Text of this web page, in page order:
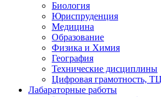
Биология
Юриспруденция
Медицина
Образование
Физика и Химия
География
Технические дисциплины
Цифровая грамотность,
Лабараторные работы